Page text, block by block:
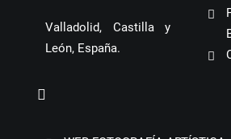
Valladolid, Castilla y
León, España.